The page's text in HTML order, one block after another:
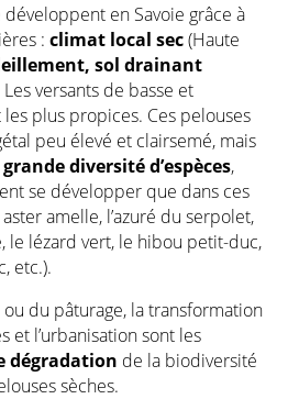
développent en Savoie grâce à
:climat local sec(Haute
sol drainant
versants de basse et
plus propices. Ces pelouses
peu élevé et clairsemé, mais
diversité d’espèces,
se développer que dans ces
amelle, l’azuré du serpolet,
le lézard vert, le hibou petit-duc,
etc.).
ou du pâturage, la transformation
et l’urbanisation sont les
dégradation de la biodiversité
sèches.